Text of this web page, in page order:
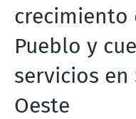
crecimiento
Pueblo y
servicios en
Oeste